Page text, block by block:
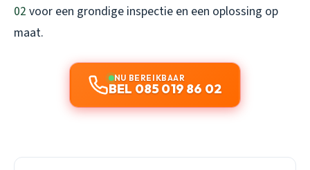
02 voor een grondige inspectie en een oplossing op
maat.
NU BEREIKBAAR
BEL 085 019 86 02